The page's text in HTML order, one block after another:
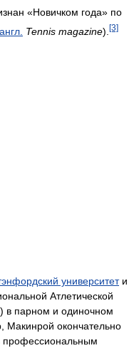
«Новичком года» по
англ. Tennis magazine). [3]
университети
Атлетической
) в парном и одиночном
Макинрой окончательно
профессиональным